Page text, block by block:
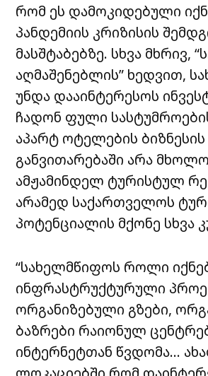
რომ ეს დამოკიდებული
პანდემიის კრიზისის
მასშტაბებზე. სხვა მხრივ,
აღმაშენებლის” ხედვით,
უნდა დააინტერესოს
ჩადონ ფული
აპარტ ოტელების ბიზნესის
განვითარებაში არა
ამჟამინდელ ტურისტულ
არამედ საქართველოს
პოტენციალის მქონე სხვა
“სახელმწიფოს როლი
ინფრასტრუქტურული
ორგანიზებული გზები,
ბაზრები რაიონულ
ინტერნეტთან წვდომა…